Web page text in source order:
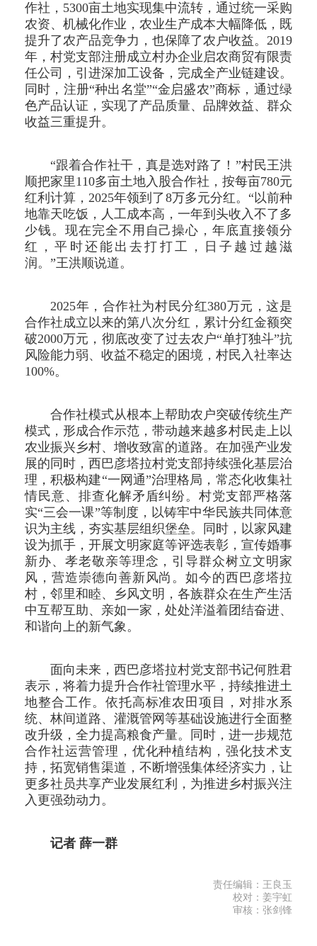
作社，5300亩土地实现集中流转，通过统一采购
农资、机械化作业，农业生产成本大幅降低，既
提升了农产品竞争力，也保障了农户收益。2019
年，村党支部注册成立村办企业启农商贸有限责
任公司，引进深加工设备，完成全产业链建设。
同时，注册“种出名堂”“金启盛农”商标，通过绿
色产品认证，实现了产品质量、品牌效益、群众
收益三重提升。
“跟着合作社干，真是选对路了！”村民王洪
顺把家里110多亩土地入股合作社，按每亩780元
红利计算，2025年领到了8万多元分红。“以前种
地靠天吃饭，人工成本高，一年到头收入不了多
少钱。现在完全不用自己操心，年底直接领分
红，平时还能出去打打工，日子越过越滋
润。”王洪顺说道。
2025年，合作社为村民分红380万元，这是
合作社成立以来的第八次分红，累计分红金额突
破2000万元，彻底改变了过去农户“单打独斗”抗
风险能力弱、收益不稳定的困境，村民入社率达
100%。
合作社模式从根本上帮助农户突破传统生产
模式，形成合作示范，带动越来越多村民走上以
农业振兴乡村、增收致富的道路。在加强产业发
展的同时，西巴彦塔拉村党支部持续强化基层治
理，积极构建“一网通”治理格局，常态化收集社
情民意、排查化解矛盾纠纷。村党支部严格落
实“三会一课”等制度，以铸牢中华民族共同体意
识为主线，夯实基层组织堡垒。同时，以家风建
设为抓手，开展文明家庭等评选表彰，宣传婚事
新办、孝老敬亲等理念，引导群众树立文明家
风，营造崇德向善新风尚。如今的西巴彦塔拉
村，邻里和睦、乡风文明，各族群众在生产生活
中互帮互助、亲如一家，处处洋溢着团结奋进、
和谐向上的新气象。
面向未来，西巴彦塔拉村党支部书记何胜君
表示，将着力提升合作社管理水平，持续推进土
地整合工作。依托高标准农田项目，对排水系
统、林间道路、灌溉管网等基础设施进行全面整
改升级，全力提高粮食产量。同时，进一步规范
合作社运营管理，优化种植结构，强化技术支
持，拓宽销售渠道，不断增强集体经济实力，让
更多社员共享产业发展红利，为推进乡村振兴注
入更强劲动力。
记者 薛一群
责任编辑：王良玉
校对：姜宇虹
审核：张剑锋